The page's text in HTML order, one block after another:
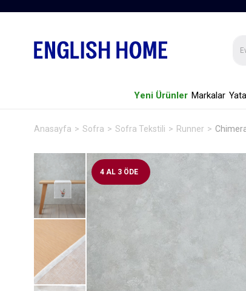
Yeni Ürünler Markalar
Anasayfa Sofra Sofra Tekstili Runner
4 AL 3 ÖDE